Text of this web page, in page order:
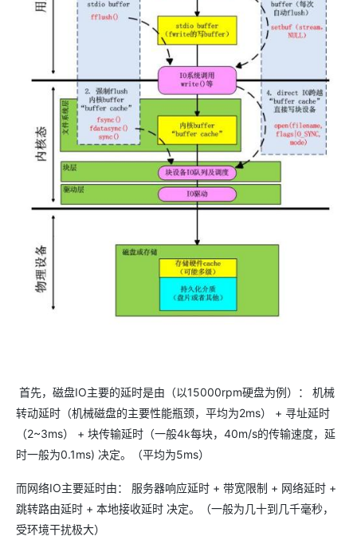
首先，磁盘IO主要的延时是由（以15000rpm硬盘为例）： 机械
转动延时（机械磁盘的主要性能瓶颈，平均为2ms） + 寻址延时
（2~3ms） + 块传输延时（一般4k每块，40m/s的传输速度，延
时一般为0.1ms) 决定。（平均为5ms）
而网络IO主要延时由： 服务器响应延时 + 带宽限制 + 网络延时 +
跳转路由延时 + 本地接收延时 决定。（一般为几十到几千毫秒，
受环境干扰极大）